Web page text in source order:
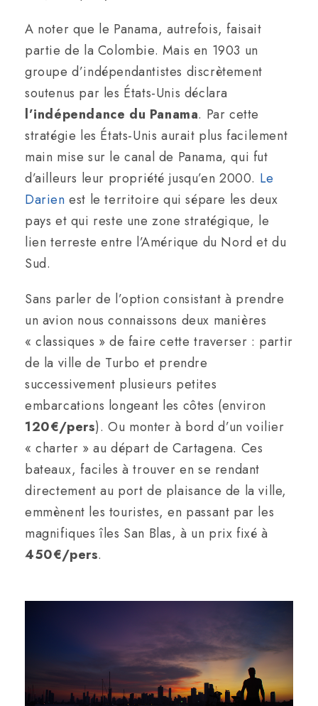
A noter que le Panama, autrefois, faisait
partie de la Colombie. Mais en 1903 un
groupe d’indépendantistes discrètement
soutenus par les États-Unis déclara
l’indépendance du Panama. Par cette
stratégie les États-Unis aurait plus facilement
main mise sur le canal de Panama, qui fut
d’ailleurs leur propriété jusqu’en 2000. Le
Darien est le territoire qui sépare les deux
pays et qui reste une zone stratégique, le
lien terreste entre l’Amérique du Nord et du
Sud.
Sans parler de l’option consistant à prendre
un avion nous connaissons deux manières
« classiques » de faire cette traverser : partir
de la ville de Turbo et prendre
successivement plusieurs petites
embarcations longeant les côtes (environ
120€/pers). Ou monter à bord d’un voilier
« charter » au départ de Cartagena. Ces
bateaux, faciles à trouver en se rendant
directement au port de plaisance de la ville,
emmènent les touristes, en passant par les
magnifiques îles San Blas, à un prix fixé à
450€/pers.